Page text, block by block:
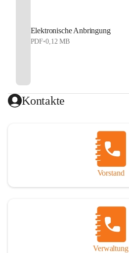
Elektronische Anbringung
PDF•0,12 MB
Kontakte
Vorstand
Verwaltung